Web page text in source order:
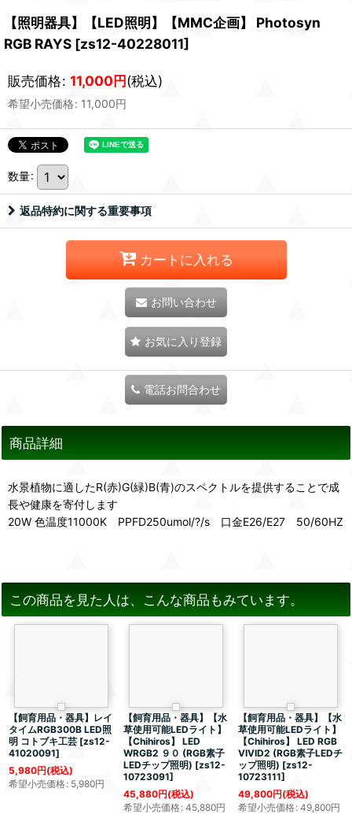
【照明器具】【LED照明】【MMC企画】 Photosyn
RGB RAYS [zs12-40228011]
販売価格: 11,000円(税込)
希望小売価格: 11,000円
数量:
返品特約に関する重要事項
カートに入れる
お問い合わせ
お気に入り登録
電話お問合わせ
商品詳細
水景植物に適したR(赤)G(緑)B(青)のスペクトルを提供することで成
長や健康を寄付します
20W 色温度11000K PPFD250umol/?/s 口金E26/E27 50/60HZ
この商品を見た人は、こんな商品もみています。
【飼育用品・器具】レイ
タイムRGB300B LED照
明 コトブキ工芸 [zs12-
41020091]
5,980円(税込)
希望小売価格: 5,980円
【飼育用品・器具】【水
草使用可能LEDライト】
【Chihiros】 LED
WRGB2 ９０ (RGB素子
LEDチップ照明) [zs12-
10723091]
45,880円(税込)
希望小売価格: 45,880円
【飼育用品・器具】【水
草使用可能LEDライト】
【Chihiros】 LED RGB
VIVID2 (RGB素子LEDチ
ップ照明) [zs12-
10723111]
49,800円(税込)
希望小売価格: 49,800円